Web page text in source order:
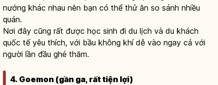
nướng khác nhau nên bạn có thể thử ăn so sánh nhiều
quán.
Nơi đây cũng rất được học sinh đi du lịch và du khách
quốc tế yêu thích, với bầu không khí dễ vào ngay cả với
người lần đầu ghé thăm.
4. Goemon (gần ga, rất tiện lợi)